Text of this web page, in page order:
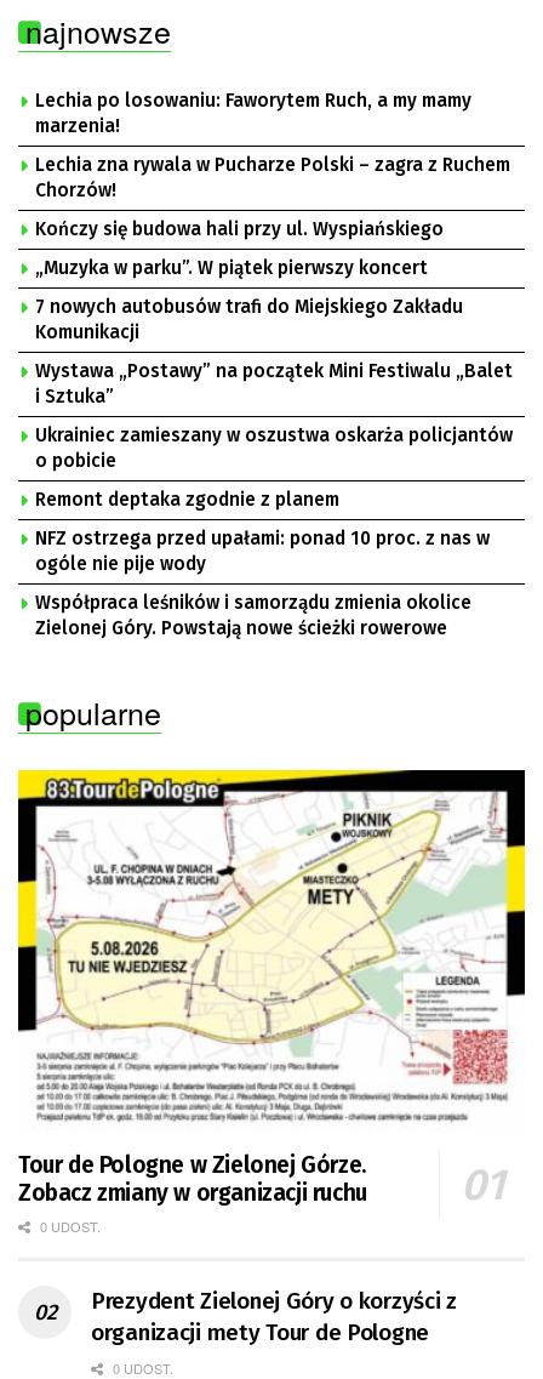
najnowsze
Lechia po losowaniu: Faworytem Ruch, a my mamy
marzenia!
Lechia zna rywala w Pucharze Polski – zagra z Ruchem
Chorzów!
Kończy się budowa hali przy ul. Wyspiańskiego
„Muzyka w parku”. W piątek pierwszy koncert
7 nowych autobusów trafi do Miejskiego Zakładu
Komunikacji
Wystawa „Postawy” na początek Mini Festiwalu „Balet
i Sztuka”
Ukrainiec zamieszany w oszustwa oskarża policjantów
o pobicie
Remont deptaka zgodnie z planem
NFZ ostrzega przed upałami: ponad 10 proc. z nas w
ogóle nie pije wody
Współpraca leśników i samorządu zmienia okolice
Zielonej Góry. Powstają nowe ścieżki rowerowe
popularne
Tour de Pologne w Zielonej Górze.
Zobacz zmiany w organizacji ruchu
0 UDOST.
Prezydent Zielonej Góry o korzyści z
organizacji mety Tour de Pologne
0 UDOST.